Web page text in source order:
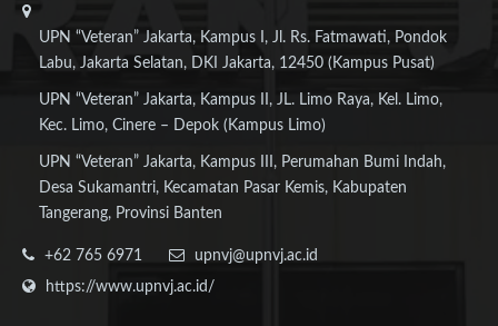
UPN “Veteran” Jakarta, Kampus I, Jl. Rs. Fatmawati, Pondok
Labu, Jakarta Selatan, DKI Jakarta, 12450 (Kampus Pusat)
UPN “Veteran” Jakarta, Kampus II, JL. Limo Raya, Kel. Limo,
Kec. Limo, Cinere – Depok (Kampus Limo)
UPN “Veteran” Jakarta, Kampus III, Perumahan Bumi Indah,
Desa Sukamantri, Kecamatan Pasar Kemis, Kabupaten
Tangerang, Provinsi Banten
+62 765 6971
upnvj@upnvj.ac.id
https://www.upnvj.ac.id/